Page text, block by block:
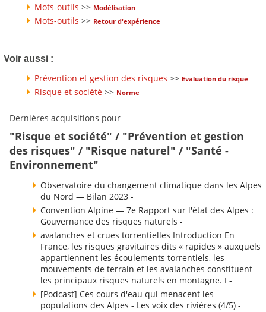
Mots-outils >> Modélisation
Mots-outils >> Retour d'expérience
Voir aussi :
Prévention et gestion des risques >> Evaluation du risque
Risque et société >> Norme
Dernières acquisitions pour
"Risque et société" / "Prévention et gestion
des risques" / "Risque naturel" / "Santé -
Environnement"
Observatoire du changement climatique dans les Alpes
du Nord — Bilan 2023 -
Convention Alpine — 7e Rapport sur l'état des Alpes :
Gouvernance des risques naturels -
avalanches et crues torrentielles Introduction En
France, les risques gravitaires dits « rapides » auxquels
appartiennent les écoulements torrentiels, les
mouvements de terrain et les avalanches constituent
les principaux risques naturels en montagne. I -
[Podcast] Ces cours d'eau qui menacent les
populations des Alpes - Les voix des rivières (4/5) -